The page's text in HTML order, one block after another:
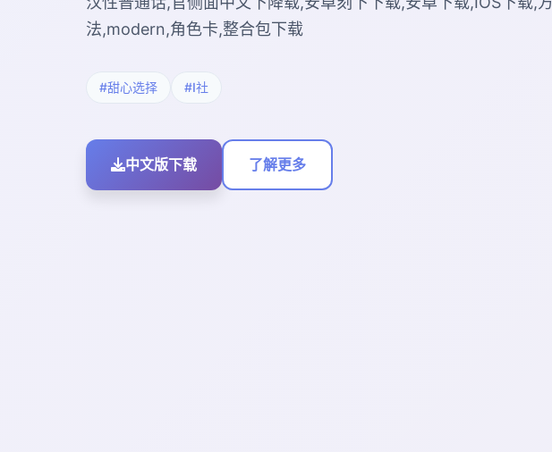
法,modern,角色卡,整合包下载
#甜心选择 #I社
中文版下载 了解更多